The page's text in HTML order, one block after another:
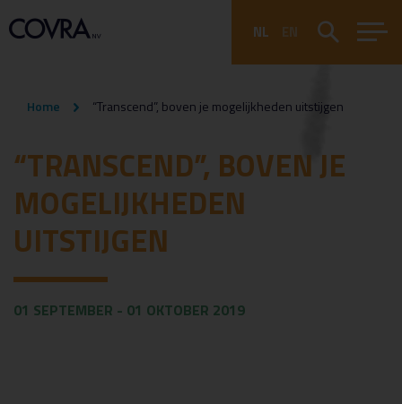
NL EN
Home “Transcend”, boven je mogelijkheden uitstijgen
“TRANSCEND”, BOVEN JE
MOGELIJKHEDEN
UITSTIJGEN
01 SEPTEMBER - 01 OKTOBER 2019